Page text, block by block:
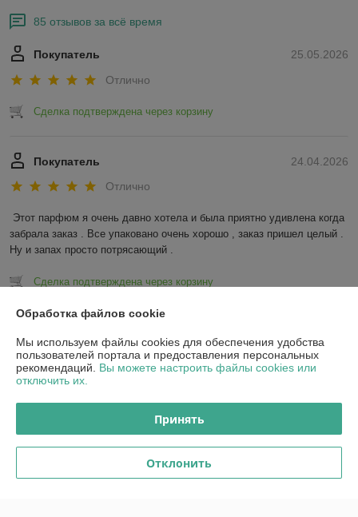
85 отзывов за всё время
25.05.2026
Покупатель
Отлично
Сделка подтверждена через корзину
24.04.2026
Покупатель
Отлично
Этот парфюм я очень давно хотела и была приятно удивлена когда
забрала заказ . Все упаковано очень хорошо , заказ пришел целый .
Ну и запах просто потрясающий .
Сделка подтверждена через корзину
Показать все отзывы
О нас
Доставка и оплата
Обработка файлов cookie
Мы используем файлы cookies для обеспечения удобства
пользователей портала и предоставления персональных
рекомендаций. Вы можете настроить файлы cookies или
отключить их.
Принять
Отклонить